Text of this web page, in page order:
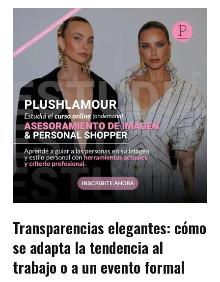
Transparencias elegantes: cómo
se adapta la tendencia al
trabajo o a un evento formal